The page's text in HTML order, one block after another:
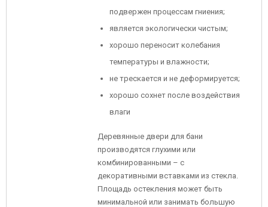
подвержен процессам гниения;
является экологически чистым;
хорошо переносит колебания
температуры и влажности;
не трескается и не деформируется;
хорошо сохнет после воздействия
влаги
Деревянные двери для бани
производятся глухими или
комбинированными – с
декоративными вставками из стекла.
Площадь остекления может быть
минимальной или занимать большую